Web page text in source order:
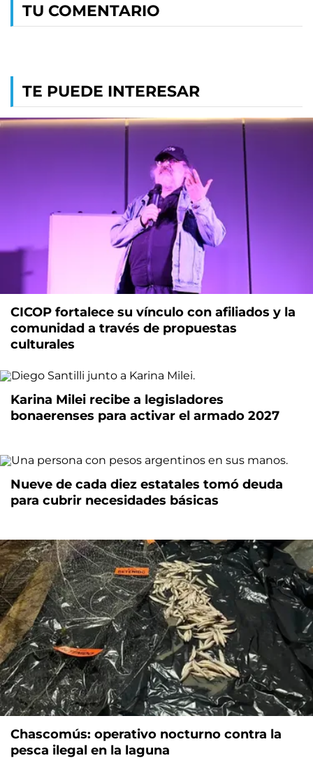
TU COMENTARIO
TE PUEDE INTERESAR
CICOP fortalece su vínculo con afiliados y la
comunidad a través de propuestas
culturales
Karina Milei recibe a legisladores
bonaerenses para activar el armado 2027
Nueve de cada diez estatales tomó deuda
para cubrir necesidades básicas
Chascomús: operativo nocturno contra la
pesca ilegal en la laguna